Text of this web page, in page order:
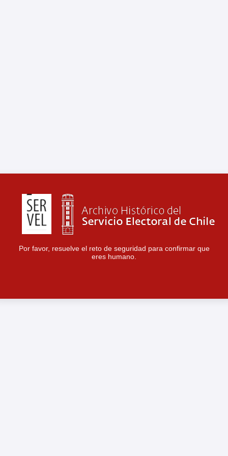
Por favor, resuelve el reto de seguridad para confirmar que
eres humano.